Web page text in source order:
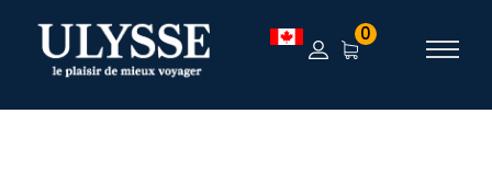
TEST 0